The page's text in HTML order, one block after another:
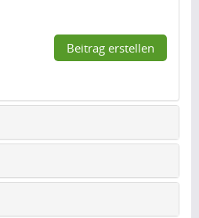
Beitrag erstellen